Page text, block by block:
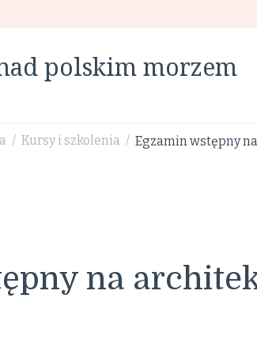
polskim morzem
/ Kursy i szkolenia / Egzamin wstępny
na